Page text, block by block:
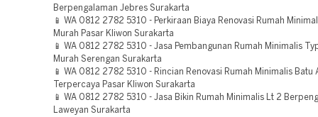
Berpengalaman Jebres Surakarta
📱 WA 0812 2782 5310 - Perkiraan Biaya Renovasi Rumah
Murah Pasar Kliwon Surakarta
📱 WA 0812 2782 5310 - Jasa Pembangunan Rumah Minimalis
Murah Serengan Surakarta
📱 WA 0812 2782 5310 - Rincian Renovasi Rumah Minimalis Batu
Terpercaya Pasar Kliwon Surakarta
📱 WA 0812 2782 5310 - Jasa Bikin Rumah Minimalis Lt 2
Laweyan Surakarta